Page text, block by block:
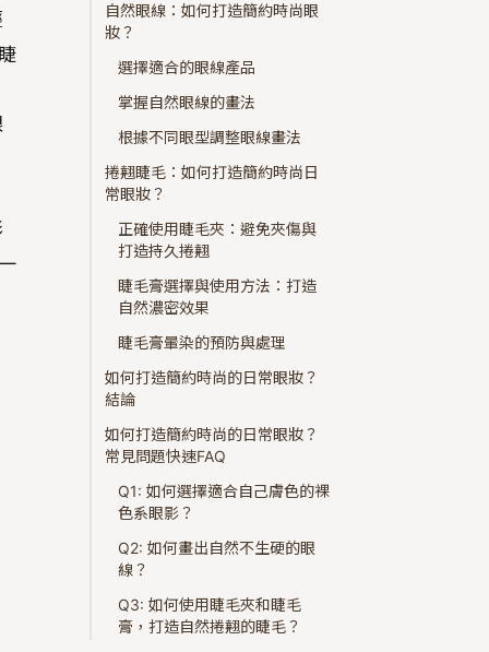
自然眼線：如何打造簡約時尚眼
妝？
選擇適合的眼線產品
掌握自然眼線的畫法
根據不同眼型調整眼線畫法
捲翹睫毛：如何打造簡約時尚日
常眼妝？
正確使用睫毛夾：避免夾傷與
打造持久捲翹
睫毛膏選擇與使用方法：打造
自然濃密效果
睫毛膏暈染的預防與處理
如何打造簡約時尚的日常眼妝？
結論
如何打造簡約時尚的日常眼妝？
常見問題快速FAQ
Q1: 如何選擇適合自己膚色的裸
色系眼影？
Q2: 如何畫出自然不生硬的眼
線？
Q3: 如何使用睫毛夾和睫毛
膏，打造自然捲翹的睫毛？